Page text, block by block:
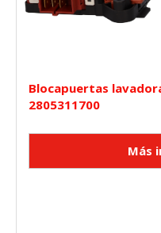
Blocapuertas
2805311700